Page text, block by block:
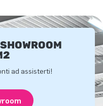
ad assisterti!